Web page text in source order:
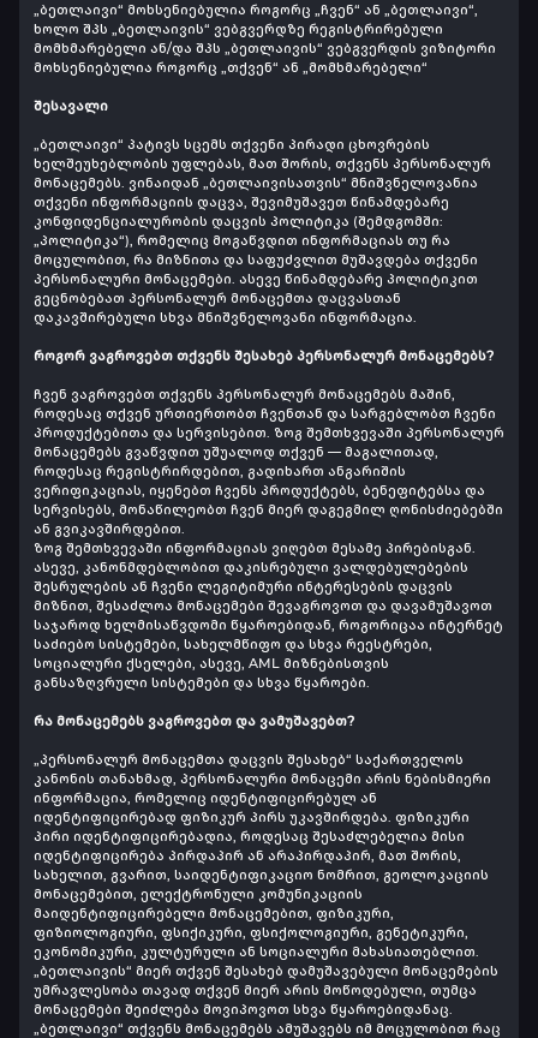
„ბეთლაივი“ მოხსენიებულია როგორც „ჩვენ“ ან „ბეთლაივი“,
ხოლო შპს „ბეთლაივის“ ვებგვერდზე რეგისტრირებული
მომხმარებელი ან/და შპს „ბეთლაივის“ ვებგვერდის ვიზიტორი
მოხსენიებულია როგორც „თქვენ“ ან „მომხმარებელი“
შესავალი
„ბეთლაივი“ პატივს სცემს თქვენი პირადი ცხოვრების
ხელშეუხებლობის უფლებას, მათ შორის, თქვენს პერსონალურ
მონაცემებს. ვინაიდან „ბეთლაივისათვის“ მნიშვნელოვანია
თქვენი ინფორმაციის დაცვა, შევიმუშავეთ წინამდებარე
კონფიდენციალურობის დაცვის პოლიტიკა (შემდგომში:
„პოლიტიკა“), რომელიც მოგაწვდით ინფორმაციას თუ რა
მოცულობით, რა მიზნითა და საფუძვლით მუშავდება თქვენი
პერსონალური მონაცემები. ასევე წინამდებარე პოლიტიკით
გეცნობებათ პერსონალურ მონაცემთა დაცვასთან
დაკავშირებული სხვა მნიშვნელოვანი ინფორმაცია.
როგორ ვაგროვებთ თქვენს შესახებ პერსონალურ მონაცემებს?
ჩვენ ვაგროვებთ თქვენს პერსონალურ მონაცემებს მაშინ,
როდესაც თქვენ ურთიერთობთ ჩვენთან და სარგებლობთ ჩვენი
პროდუქტებითა და სერვისებით. ზოგ შემთხვევაში პერსონალურ
მონაცემებს გვაწვდით უშუალოდ თქვენ — მაგალითად,
როდესაც რეგისტრირდებით, გადიხართ ანგარიშის
ვერიფიკაციას, იყენებთ ჩვენს პროდუქტებს, ბენეფიტებსა და
სერვისებს, მონაწილეობთ ჩვენ მიერ დაგეგმილ ღონისძიებებში
ან გვიკავშირდებით.
ზოგ შემთხვევაში ინფორმაციას ვიღებთ მესამე პირებისგან.
ასევე, კანონმდებლობით დაკისრებული ვალდებულებების
შესრულების ან ჩვენი ლეგიტიმური ინტერესების დაცვის
მიზნით, შესაძლოა მონაცემები შევაგროვოთ და დავამუშავოთ
საჯაროდ ხელმისაწვდომი წყაროებიდან, როგორიცაა ინტერნეტ
საძიებო სისტემები, სახელმწიფო და სხვა რეესტრები,
სოციალური ქსელები, ასევე, AML მიზნებისთვის
განსაზღვრული სისტემები და სხვა წყაროები.
რა მონაცემებს ვაგროვებთ და ვამუშავებთ?
„პერსონალურ მონაცემთა დაცვის შესახებ“ საქართველოს
კანონის თანახმად, პერსონალური მონაცემი არის ნებისმიერი
ინფორმაცია, რომელიც იდენტიფიცირებულ ან
იდენტიფიცირებად ფიზიკურ პირს უკავშირდება. ფიზიკური
პირი იდენტიფიცირებადია, როდესაც შესაძლებელია მისი
იდენტიფიცირება პირდაპირ ან არაპირდაპირ, მათ შორის,
სახელით, გვარით, საიდენტიფიკაციო ნომრით, გეოლოკაციის
მონაცემებით, ელექტრონული კომუნიკაციის
მაიდენტიფიცირებელი მონაცემებით, ფიზიკური,
ფიზიოლოგიური, ფსიქიკური, ფსიქოლოგიური, გენეტიკური,
ეკონომიკური, კულტურული ან სოციალური მახასიათებლით.
„ბეთლაივის“ მიერ თქვენ შესახებ დამუშავებული მონაცემების
უმრავლესობა თავად თქვენ მიერ არის მოწოდებული, თუმცა
მონაცემები შეიძლება მოვიპოვოთ სხვა წყაროებიდანაც.
„ბეთლაივი“ თქვენს მონაცემებს ამუშავებს იმ მოცულობით რაც